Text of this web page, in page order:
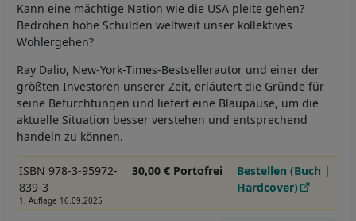
Kann eine mächtige Nation wie die USA pleite gehen?
Bedrohen hohe Schulden weltweit unser kollektives
Wohlergehen?
Ray Dalio, New-York-Times-Bestsellerautor und einer der
größten Investoren unserer Zeit, erläutert die Gründe für
seine Befürchtungen und liefert eine Blaupause, um die
aktuelle Situation besser verstehen und entsprechend
handeln zu können.
ISBN 978-3-95972-
839-3
1. Auflage 16.09.2025
30,00 € Portofrei
Bestellen (Buch |
Hardcover)